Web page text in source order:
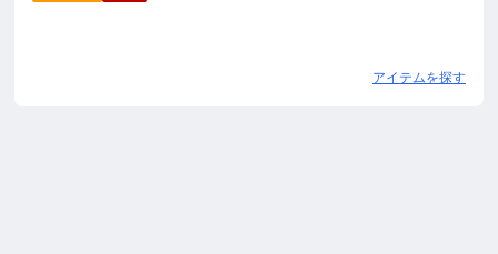
アイテムを探す